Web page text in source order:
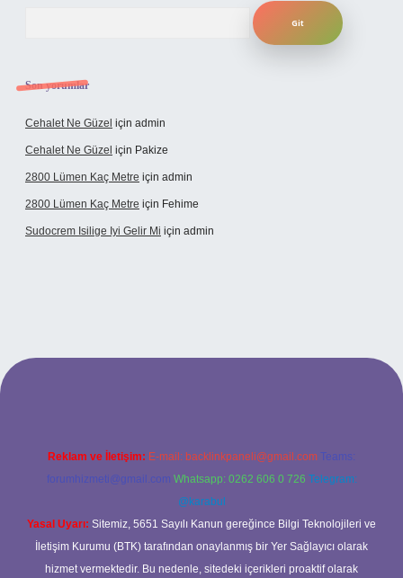
Son yorumlar
Cehalet Ne Güzel için admin
Cehalet Ne Güzel için Pakize
2800 Lümen Kaç Metre için admin
2800 Lümen Kaç Metre için Fehime
Sudocrem Isilige Iyi Gelir Mi için admin
Reklam ve İletişim: E-mail: backlinkpaneli@gmail.com Teams:
forumhizmeti@gmail.com Whatsapp: 0262 606 0 726 Telegram:
@karabul
Yasal Uyarı: Sitemiz, 5651 Sayılı Kanun gereğince Bilgi Teknolojileri ve
İletişim Kurumu (BTK) tarafından onaylanmış bir Yer Sağlayıcı olarak
hizmet vermektedir. Bu nedenle, sitedeki içerikleri proaktif olarak